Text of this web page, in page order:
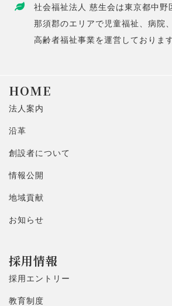
社会福祉法人 慈生会は東京都中野
那須郡のエリアで児童福祉、病院
高齢者福祉事業を運営しております
HOME
法人案内
沿革
創設者について
情報公開
地域貢献
お知らせ
採用情報
採用エントリー
教育制度